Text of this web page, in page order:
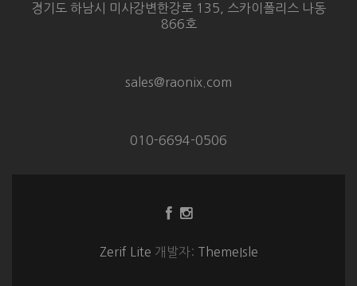
경기도 하남시 미사강변한강로 135, 스카이폴리스 나동
866호
sales@raonix.com
010-6694-0506
Facebook
크
Instagram
크
Zerif Lite 개발자: ThemeIsle